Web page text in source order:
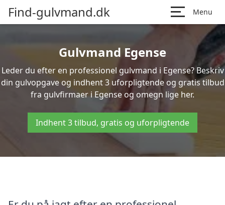
Find-gulvmand.dk Menu
Gulvmand Egense
Leder du efter en professionel gulvmand i Egense? Beskriv
din gulvopgave og indhent 3 uforpligtende og gratis tilbud
fra gulvfirmaer i Egense og omegn lige her.
Indhent 3 tilbud, gratis og uforpligtende